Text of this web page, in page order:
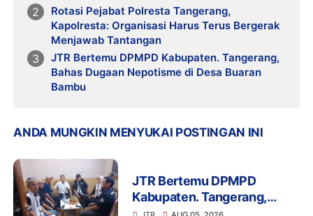
Rotasi Pejabat Polresta Tangerang,
Kapolresta: Organisasi Harus Terus Bergerak
Menjawab Tantangan
JTR Bertemu DPMPD Kabupaten. Tangerang,
Bahas Dugaan Nepotisme di Desa Buaran
Bambu
ANDA MUNGKIN MENYUKAI POSTINGAN INI
JTR Bertemu DPMPD
Kabupaten. Tangerang,
Bahas Dugaan Nepotisme di